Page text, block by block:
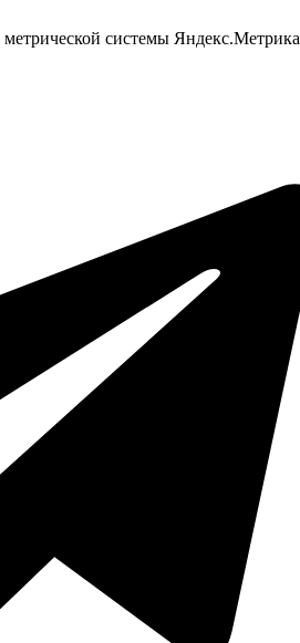
системы Яндекс.Метрика